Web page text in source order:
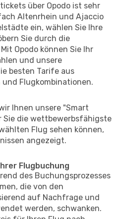
über Opodo ist sehr
Altenrhein und Ajaccio
ein, wählen Sie Ihre
Sie durch die
Opodo können Sie Ihr
und unsere
besten Tarife aus
Flugkombinationen.
Ihnen unsere "Smart
Sie die wettbewerbsfähigste
Flug sehen können,
angezeigt.
Flugbuchung
des Buchungsprozesses
die von den
auf Nachfrage und
werden, schwanken.